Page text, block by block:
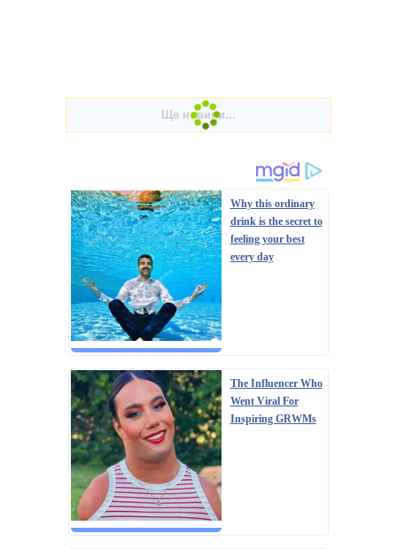
Why this ordinary
drink is the secret to
feeling your best
every day
The Influencer Who
Went Viral For
Inspiring GRWMs